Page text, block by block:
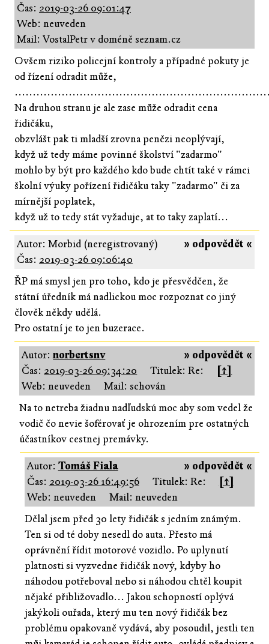
Čas: 2019-03-26 09:01:47
Web: neuveden
Mail: VostalPetr v doméně seznam.cz
Ovšem riziko policejní kontroly a případné pokuty je
od řízení odradit může,
Na druhou stranu je ale zase může odradit cena
řidičáku,
obzvlášt pak ti mladší zrovna penězi neoplývají,
když už tedy máme povinné školství "zadarmo"
mohlo by být pro každého kdo bude chtít také v rámci
školní výuky pořízení řidičáku taky "zadarmo" či za
mírnější poplatek,
když už to tedy stát vyžaduje, at to taky zaplatí...
» odpovědět «
Autor: Morbid (neregistrovaný)
Čas: 2019-03-26 09:06:40
ŘP má smysl jen pro toho, kdo je přesvědčen, že
státní úředník má nadlickou moc rozpoznat co jiný
člověk někdy udělá.
Pro ostatní je to jen buzerace.
» odpovědět «
Autor:norbertsnv
Čas: 2019-03-26 09:34:20 Titulek: Re:
[↑]
Web: neuveden
Mail: schován
Na to netreba žiadnu nadľudskú moc aby som vedel že
vodič čo nevie šoférovať je ohrozením pre ostatných
účastníkov cestnej premávky.
» odpovědět «
Autor: Tomáš Fiala
Čas: 2019-03-26 16:49:56 Titulek: Re:
[↑]
Web: neuveden
Mail: neuveden
Dělal jsem před 30 lety řidičák s jedním známým.
Ten si od té doby nesedl do auta. Přesto má
oprávnění řídit motorové vozidlo. Po uplynutí
platnosti si vyzvedne řidičák nový, kdyby ho
náhodou potřeboval nebo si náhodou chtěl koupit
nějaké přibližovadlo... Jakou schopností oplývá
jakýkoli ouřada, který mu ten nový řidičák bez
problému opakovaně vydává, aby posoudil, jestli ten